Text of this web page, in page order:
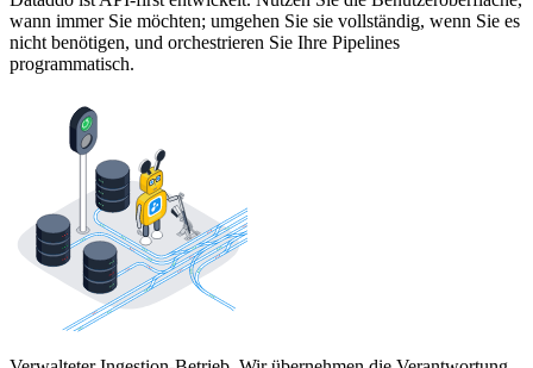
wann immer Sie möchten; umgehen Sie sie vollständig, wenn Sie es
nicht benötigen, und orchestrieren Sie Ihre Pipelines
programmatisch.